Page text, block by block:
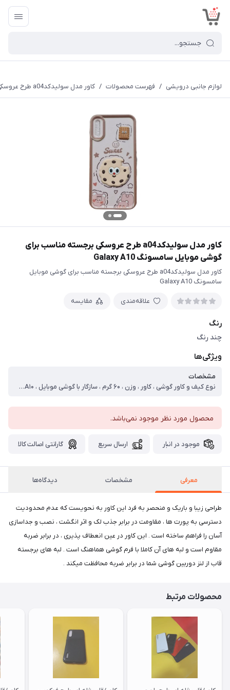
لوازم جانبی درویشی / فهرست محصولات / کاور مدل سولیدکدa04 طرح عروسکی برجسته مناسب برای گوشی موبایل سامسونگ Galaxy A10
کاور مدل سولیدکدa04 طرح عروسکی برجسته مناسب برای
گوشی موبایل سامسونگ Galaxy A10
کاور مدل سولیدکدa04 طرح عروسکی برجسته مناسب برای گوشی موبایل
سامسونگ Galaxy A10
علاقه‌مندی مقایسه
رنگ
چند رنگ
ویژگی‌ها
مشخصات
نوع کیف و کاور گوشی ، کاور ، وزن ، ۶۰ گرم ، سازگار با گوشی موبایل ، Samsung Galaxy A۱۰ ، ساختار ، مات ، سطح پوشش ، حفاظت از دکمه‌ها ، لبه راست ، لبه چپ ، لبه پایینی ، لبه بالایی ، قاب پشتی
محصول مورد نظر موجود نمی‌باشد.
موجود در انبار ارسال سریع گارانتی اصالت کالا
معرفی مشخصات دیدگاه‌ها
طراحی زیبا و باریک و منحصر به فرد این کاور به نحویست که عدم محدودیت
دسترسی به پورت ها ، مقاومت در برابر جذب لک و اثر انگشت ، نصب و جداسازی
آسان را فراهم ساخته است . این کاور در عین انعطاف پذیری ، در برابر ضربه
مقاوم است و لبه های آن کاملا با فرم گوشی هماهنگ است . لبه های برجسته
قاب از لنز دوربین گوشی شما در برابر ضربه محافظت میکند .
محصولات مرتبط